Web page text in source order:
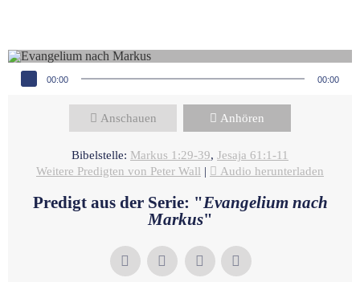
Audio-Player
00:00 00:00
Anschauen Anhören
Bibelstelle: Markus 1:29-39, Jesaja 61:1-11
Weitere Predigten von Peter Wall | Audio herunterladen
Predigt aus der Serie: "Evangelium nach
Markus"